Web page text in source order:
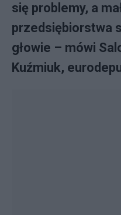
się problemy, a
przedsiębiorstwa
głowie – mówi
Kuźmiuk,